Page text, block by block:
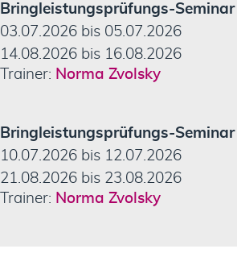
Bringleistungsprüfungs-Seminar
03.07.2026 bis 05.07.2026
14.08.2026 bis 16.08.2026
Norma Zvolsky
Bringleistungsprüfungs-Seminar
10.07.2026 bis 12.07.2026
21.08.2026 bis 23.08.2026
Norma Zvolsky